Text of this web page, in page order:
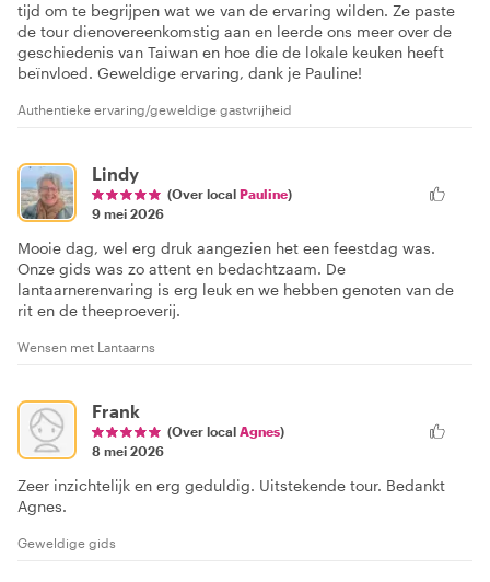
tijd om te begrijpen wat we van de ervaring wilden. Ze paste
de tour dienovereenkomstig aan en leerde ons meer over de
geschiedenis van Taiwan en hoe die de lokale keuken heeft
beïnvloed. Geweldige ervaring, dank je Pauline!
Authentieke ervaring/geweldige gastvrijheid
Lindy
(Over local Pauline)
9 mei 2026
Mooie dag, wel erg druk aangezien het een feestdag was.
Onze gids was zo attent en bedachtzaam. De
lantaarnerenvaring is erg leuk en we hebben genoten van de
rit en de theeproeverij.
Wensen met Lantaarns
Frank
(Over local Agnes)
8 mei 2026
Zeer inzichtelijk en erg geduldig. Uitstekende tour. Bedankt
Agnes.
Geweldige gids